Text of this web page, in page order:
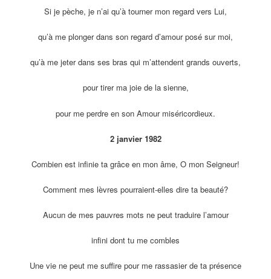
Si je pèche, je n’ai qu’à tourner mon regard vers Lui,
qu’à me plonger dans son regard d’amour posé sur moi,
qu’à me jeter dans ses bras qui m’attendent grands ouverts,
pour tirer ma joie de la sienne,
pour me perdre en son Amour miséricordieux.
2 janvier 1982
Combien est infinie ta grâce en mon âme, O mon Seigneur!
Comment mes lèvres pourraient-elles dire ta beauté?
Aucun de mes pauvres mots ne peut traduire l’amour
infini dont tu me combles
Une vie ne peut me suffire pour me rassasier de ta présence